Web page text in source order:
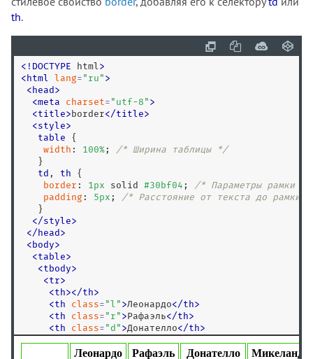
th.
< ! DOCTYPE html >
< html lang= " ru " >
< head >
<meta charset= " utf-8 " >
<title> border</title>
<style>
table {
width : 100%;
/* Ширина таблицы */
   }
td , th {
border : 1 px solid #30bf04 ;
/* Параметры рамки */
padding : 5px ;
/* Расстояние от текста до рамки
   }
</style>
</ head >
< body>
<table>
<tbody>
<tr>
<th></th>
<th class= "l " >Леонардо</th>
<th class= " r " >Рафаэль</th>
<th class= "d " >Донателло</th>
<noframes>
<noindex>
<noscript>
<object>
<ol>
<optgroup>
<option>
<output>
<param>
<picture>
<plaintext>
<pre>
<progress>
<rb>